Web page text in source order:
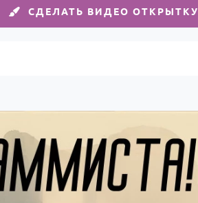
СДЕЛАТЬ ВИДЕО ОТКРЫТКУ